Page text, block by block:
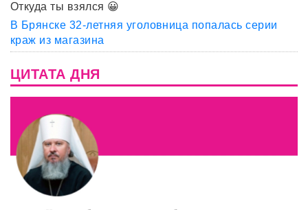
Откуда ты взялся 😀
В Брянске 32-летняя уголовница попалась серии
краж из магазина
ЦИТАТА ДНЯ